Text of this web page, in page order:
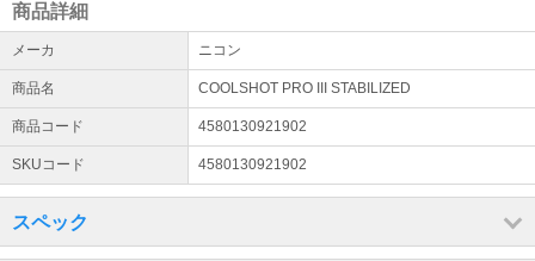
です。 領収書は商品の出荷後、下記URLより発行下さい※代金引換
を除く https://kaago.com/order/receipt/
ご注文のご本人様利用確認について
不正利用防止のため、ご注文後、確認のご連絡をさせていただく場
合がございます。 連絡が取れないなど、状況によっては、ご注文を
キャンセルさせていただく可能性もございますことあらかじめご了
承ください。
請求表示に関しまして
店名を「卸JP」から「測定の森Plus」に変更しております。 当店で
商品詳細
メーカ ニコン
商品名 COOLSHOT PRO III STABILIZED
商品コード 4580130921902
SKUコード 4580130921902
スペック